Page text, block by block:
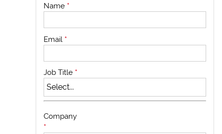
Name *
Email *
Job Title *
Company
*